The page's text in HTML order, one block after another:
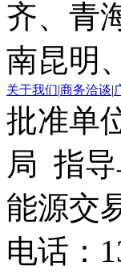
齐、青
南昆明
关于我们|商务洽谈|
批准单
局 指
能源交
电话：